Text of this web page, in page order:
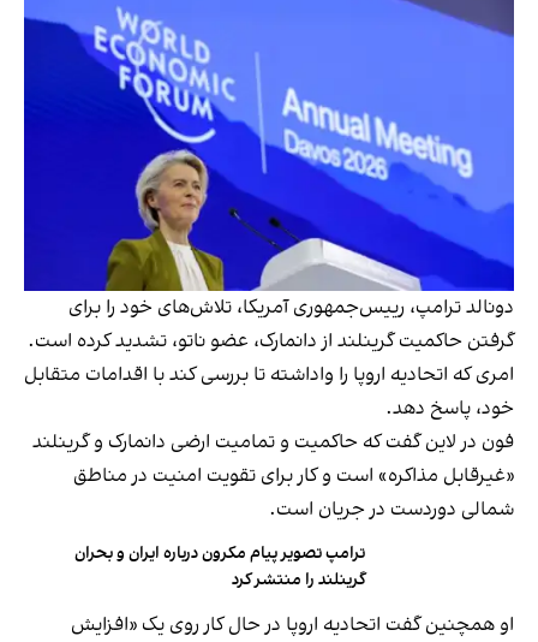
دونالد ترامپ، رییس‌جمهوری آمریکا، تلاش‌های خود را برای
گرفتن حاکمیت گرینلند از دانمارک، عضو ناتو، تشدید کرده است.
امری که اتحادیه اروپا را واداشته تا بررسی کند با اقدامات متقابل
خود، پاسخ دهد.
فون در لاین گفت که حاکمیت و تمامیت ارضی دانمارک و گرینلند
«غیر‌قابل مذاکره» است و کار برای تقویت امنیت در مناطق
شمالی دوردست در جریان است.
ترامپ تصویر پیام‌‌ مکرون درباره ایران و بحران
گرینلند را منتشر کرد
او همچنین گفت اتحادیه اروپا در حال کار روی یک «افزایش